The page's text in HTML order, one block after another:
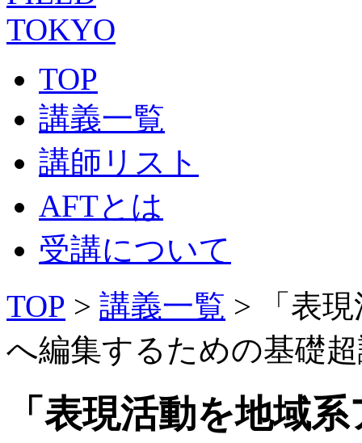
TOP
講義一覧
講師リスト
AFTとは
受講について
TOP > 講義一覧 > 「表
へ編集するための基礎
「表現活動を地域